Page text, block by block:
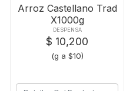
Arroz Castellano Trad
X1000g
DESPENSA
$ 10,200
(g a $10)